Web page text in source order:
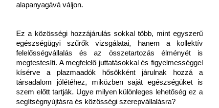
alapanyagává váljon.
Ez a közösségi hozzájárulás sokkal több, mint egyszerű
egészségügyi szűrők vizsgálatai, hanem a kollektív
felelősségvállalás és az összetartozás élményét is
megtestesíti. A megfelelő juttatásokkal és figyelmességgel
kísérve a plazmaadók hősökként járulnak hozzá a
társadalom jólétéhez, miközben saját egészségüket is
szem előtt tartják. Ugye milyen különleges lehetőség ez a
segítségnyújtásra és közösségi szerepvállalásra?